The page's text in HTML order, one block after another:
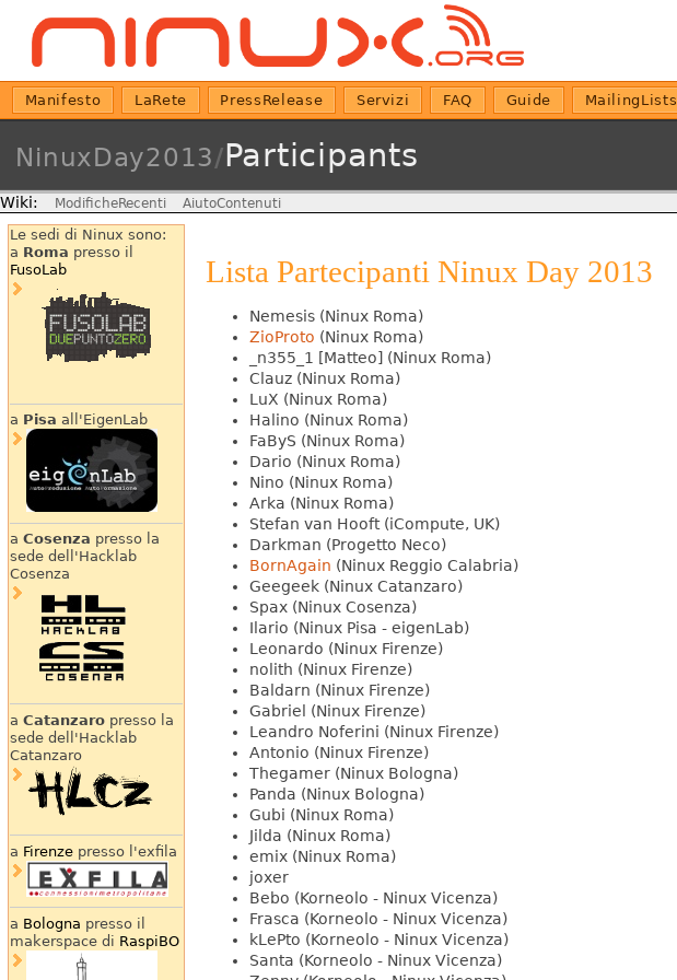
Manifesto LaRete PressRelease Servizi FAQ Guide MailingLists
NinuxDay2013/Participants
Wiki: ModificheRecenti AiutoContenuti
Le sedi di Ninux sono:
a Roma presso il
FusoLab
a Pisa all'EigenLab
a Cosenza presso la
sede dell'Hacklab
Cosenza
a Catanzaropresso la
sede dell'Hacklab
Catanzaro
a Firenzepresso l'exfila
a Bologna presso il
makerspace di RaspiBO
Lista Partecipanti Ninux Day 2013
Nemesis (Ninux Roma)
ZioProto (Ninux Roma)
_n355_1 [Matteo] (Ninux Roma)
Clauz (Ninux Roma)
LuX (Ninux Roma)
Halino (Ninux Roma)
FaByS (Ninux Roma)
Dario (Ninux Roma)
Nino (Ninux Roma)
Arka (Ninux Roma)
Stefan van Hooft (iCompute, UK)
Darkman (Progetto Neco)
BornAgain (Ninux Reggio Calabria)
Geegeek (Ninux Catanzaro)
Spax (Ninux Cosenza)
Ilario (Ninux Pisa - eigenLab)
Leonardo (Ninux Firenze)
nolith (Ninux Firenze)
Baldarn (Ninux Firenze)
Gabriel (Ninux Firenze)
Leandro Noferini (Ninux Firenze)
Antonio (Ninux Firenze)
Thegamer (Ninux Bologna)
Panda (Ninux Bologna)
Gubi (Ninux Roma)
Jilda (Ninux Roma)
emix (Ninux Roma)
joxer
Bebo (Korneolo - Ninux Vicenza)
Frasca (Korneolo - Ninux Vicenza)
kLePto (Korneolo - Ninux Vicenza)
Santa (Korneolo - Ninux Vicenza)